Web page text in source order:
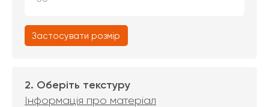
Застосувати розмір
2. Оберіть текстуру
Інформація про матеріал